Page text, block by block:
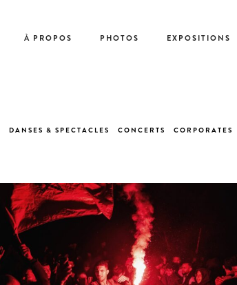
À PROPOS PHOTOS EXPOSITIONS
DANSES & SPECTACLES CONCERTS CORPORATES